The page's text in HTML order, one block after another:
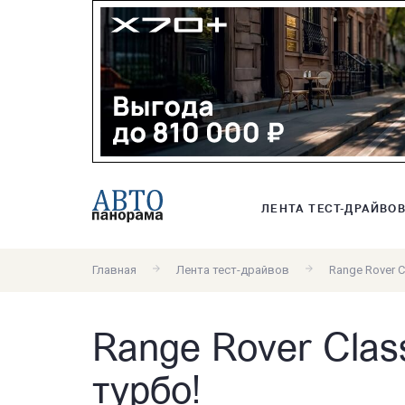
ЛЕНТА ТЕСТ-ДРАЙВОВ
Главная Лента тест-драйвов Range Rover
Range Rover
турбо!